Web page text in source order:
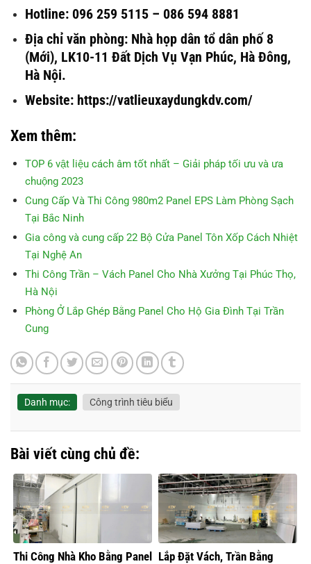
Hotline: 096 259 5115 – 086 594 8881
Địa chỉ văn phòng: Nhà họp dân tổ dân phố 8
(Mới), LK10-11 Đất Dịch Vụ Vạn Phúc, Hà Đông,
Hà Nội.
Website: https://vatlieuxaydungkdv.com/
Xem thêm:
TOP 6 vật liệu cách âm tốt nhất – Giải pháp tối ưu và ưa
chuộng 2023
Cung Cấp Và Thi Công 980m2 Panel EPS Làm Phòng Sạch
Tại Bắc Ninh
Gia công và cung cấp 22 Bộ Cửa Panel Tôn Xốp Cách Nhiệt
Tại Nghệ An
Thi Công Trần – Vách Panel Cho Nhà Xưởng Tại Phúc Thọ,
Hà Nội
Phòng Ở Lắp Ghép Bằng Panel Cho Hộ Gia Đình Tại Trần
Cung
Danh mục: Công trình tiêu biểu
Bài viết cùng chủ đề:
Thi Công Nhà Kho Bằng Panel Lắp Đặt Vách, Trần Bằng